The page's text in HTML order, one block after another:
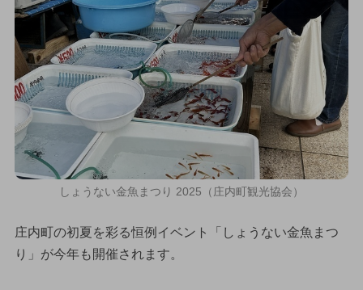
しょうない金魚まつり 2025（庄内町観光協会）
庄内町の初夏を彩る恒例イベント「しょうない金魚まつ
り」が今年も開催されます。